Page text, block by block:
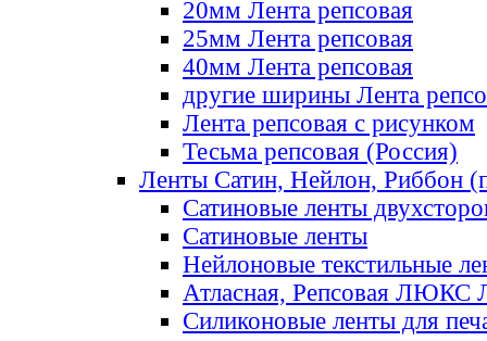
20мм Лента репсовая
25мм Лента репсовая
40мм Лента репсовая
другие ширины Лента
Лента репсовая с рисунком
Тесьма репсовая (Россия)
Ленты Сатин, Нейлон, Риббон
Сатиновые ленты
Сатиновые ленты
Нейлоновые текстильные
Атласная, Репсовая ЛЮКС
Силиконовые ленты для